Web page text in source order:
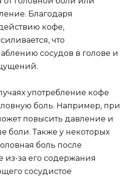
Благодаря
кофе,
что
сосудов в голове и
употребление кофе
боль. Например, при
повысить давление и
боли. Также у некоторых
боль после
из-за его содержания
сосудистое